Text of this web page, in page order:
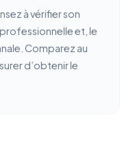
à vérifier son
et, le
Comparez au
d’obtenir le